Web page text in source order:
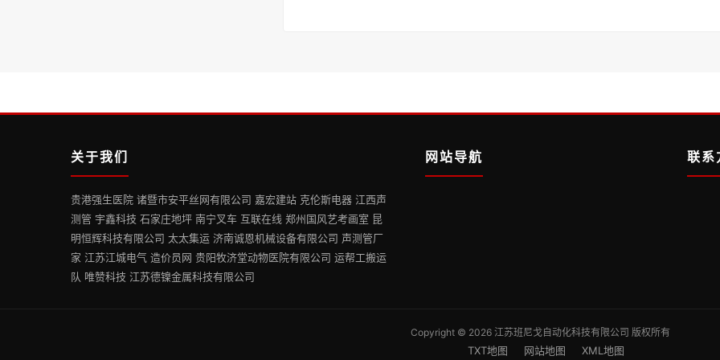
关于我们
贵港强生医院 诸暨市安平丝网有限公司 嘉宏建站 克伦斯电器 江西声
测管 宇鑫科技 石家庄地坪 南宁叉车 互联在线 郑州国风艺考画室 昆
明恒辉科技有限公司 太太集运 济南诚恩机械设备有限公司 声测管厂
家 江苏江城电气 造价员网 贵阳牧济堂动物医院有限公司 运帮工搬运
队 唯赞科技 江苏德镍金属科技有限公司
网站导航 联系
Copyright © 2026 江苏班尼戈自动化科技有限公司 版权所有
TXT地图 网站地图 XML地图